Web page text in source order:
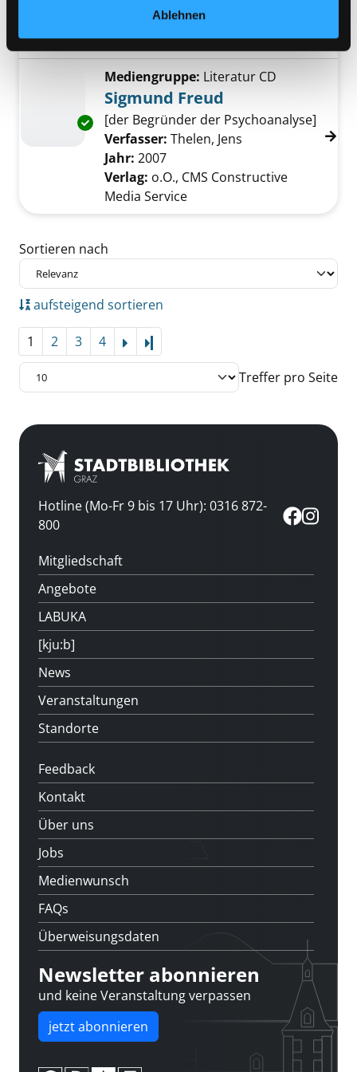
Ablehnen
Reinbek b. Hamburg,
Rowohlt
Exemplar-Details von Sigmund Freud
Mediengruppe: Literatur CD
Sigmund Freud
[der Begründer der Psychoanalyse]
Verfasser: Thelen, Jens Suche nach
Jahr: 2007
Verlag: o.O., CMS Constructive
Media Service
Zu den Suchfiltern springen
Sortieren nach
aufsteigend sortieren
1 2 3 4
Treffer pro Seite
Hotline (Mo-Fr 9 bis 17 Uhr): 0316 872-
800
Mitgliedschaft
Angebote
LABUKA
[kju:b]
News
Veranstaltungen
Standorte
Feedback
Kontakt
Über uns
Jobs
Medienwunsch
FAQs
Überweisungsdaten
Newsletter abonnieren
und keine Veranstaltung verpassen
jetzt abonnieren